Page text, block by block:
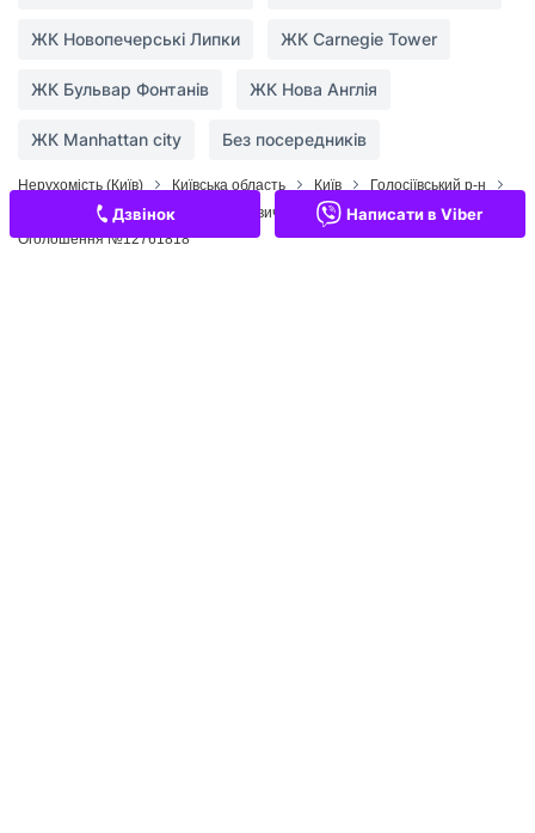
Контакти
Переглянуті оголошення
Дзвінок Написати в Viber
ЖК Новопечерські Липки ЖК Carnegie Tower
ЖК Бульвар Фонтанів ЖК Нова Англія
ЖК Manhattan city Без посередників
Нерухомість (Київ) Київська область Київ
Голосіївський р-н
Продаж квартир Михайла Максимовича вул. (Онуфрія Трутенка)
Оголошення №12761818